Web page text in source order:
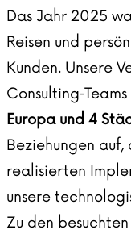
Das Jahr 2025
Reisen und
Kunden. Unsere
Europa und 4
Beziehungen
realisierten
unsere
Zu den